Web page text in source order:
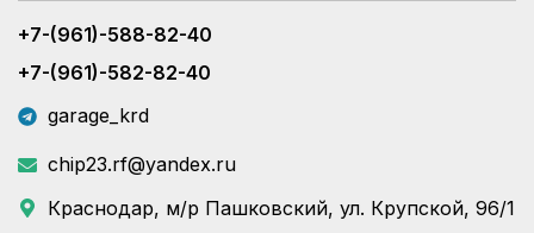
+7-(961)-588-82-40
+7-(961)-582-82-40
garage_krd
chip23.rf@yandex.ru
Краснодар, м/р Пашковский, ул. Крупской, 96/1